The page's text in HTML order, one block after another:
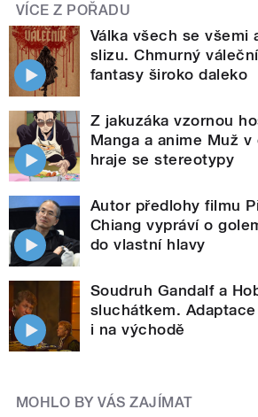
VÍCE Z POŘADU
Válka všech se všemi
slizu. Chmurný
fantasy široko daleko
Z jakuzáka vzornou
Manga a anime Muž
hraje se stereotypy
Autor předlohy filmu
Chiang vypráví o
do vlastní hlavy
Soudruh Gandalf a
sluchátkem.
i na východě
MOHLO BY VÁS ZAJÍMAT